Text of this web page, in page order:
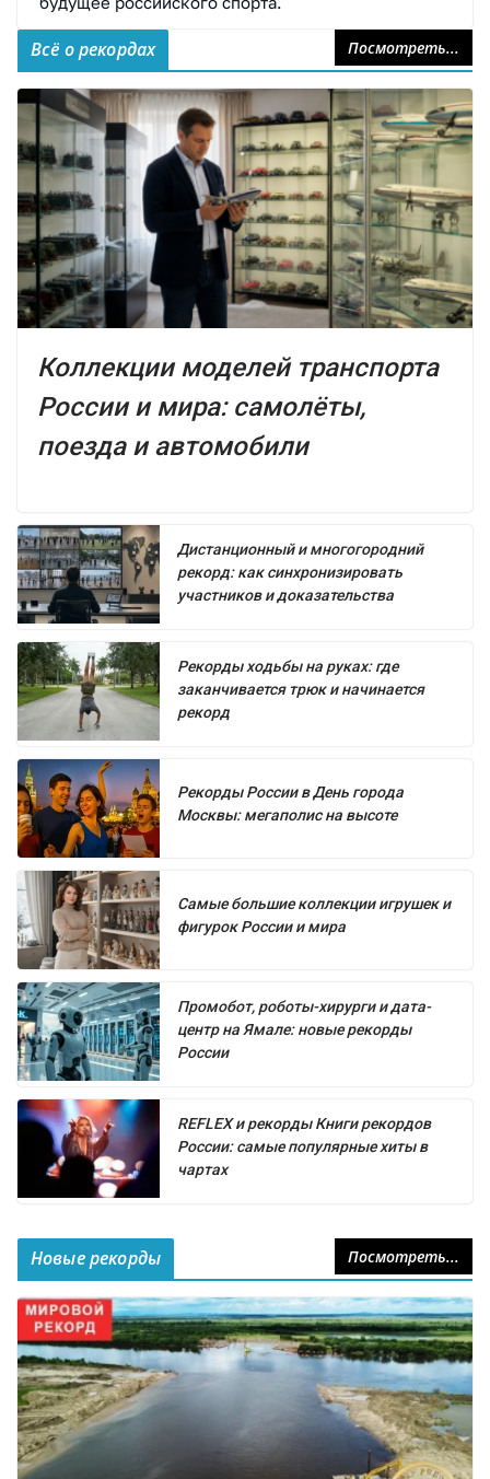
Всё о рекордах Посмотреть...
Коллекции моделей транспорта
России и мира: самолёты,
поезда и автомобили
Дистанционный и многогородний
рекорд: как синхронизировать
участников и доказательства
Рекорды ходьбы на руках: где
заканчивается трюк и начинается
рекорд
Рекорды России в День города
Москвы: мегаполис на высоте
Самые большие коллекции игрушек и
фигурок России и мира
Промобот, роботы-хирурги и дата-
центр на Ямале: новые рекорды
России
REFLEX и рекорды Книги рекордов
России: самые популярные хиты в
чартах
Новые рекорды Посмотреть...